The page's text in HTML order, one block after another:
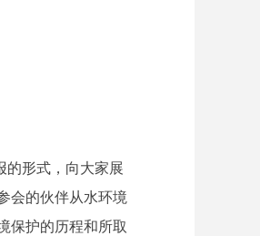
的形式，向大家展
会的伙伴从水环境
保护的历程和所取